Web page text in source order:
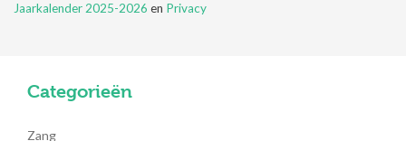
Jaarkalender 2025-2026 en Privacy
Categorieën
Zang